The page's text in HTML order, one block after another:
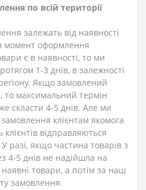
по всій території
залежать від наявності
момент оформлення
є в наявності, то ми
1-3 днів, в залежності
Якщо замовлений
то максимальний термін
скласти 4-5 днів. Але ми
клієнтам якомога
відправляються
разі, якщо частина товарів з
4-5 днів не надійшла на
товари, а потім за наш
замовлення.